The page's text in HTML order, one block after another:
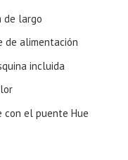
de largo
de alimentación
incluida
el puente Hue